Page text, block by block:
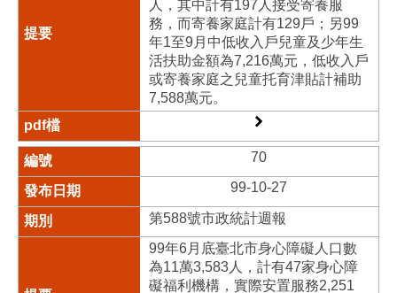
人，其中計有197人接受寄養服
務，而寄養家庭計有129戶；另99
年1至9月中低收入戶兒童及少年生
活扶助金額為7,216萬元，低收入戶
或寄養家庭之兒童托育津貼計補助
7,588萬元。
70
99-10-27
第588號市政統計週報
99年6月底臺北市身心障礙人口數
為11萬3,583人，計有47家身心障
礙福利機構，實際安置服務2,251